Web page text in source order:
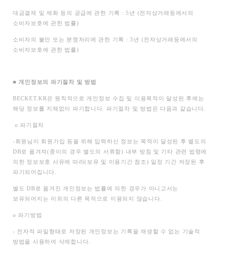
대금결제 및 재화 등의 공급에 관한 기록 : 5년 (전자상거래등에서의
소비자보호에 관한 법률)
소비자의 불만 또는 분쟁처리에 관한 기록 : 3년 (전자상거래등에서의
소비자보호에 관한 법률)
■ 개인정보의 파기절차 및 방법
BECKET.KR 은 원칙적으로 개인정보 수집 및 이용목적이 달성된 후에는
해당 정보를 지체없이 파기합니다. 파기절차 및 방법은 다음과 같습니다.
ο 파기절차
- 회원님이 회원가입 등을 위해 입력하신 정보는 목적이 달성된 후 별도의
DB로 옮겨져(종이의 경우 별도의 서류함) 내부 방침 및 기타 관련 법령에
의한 정보보호 사유에 따라(보유 및 이용기간 참조) 일정 기간 저장된 후
파기되어집니다.
별도 DB로 옮겨진 개인정보는 법률에 의한 경우가 아니고서는
보유되어지는 이외의 다른 목적으로 이용되지 않습니다.
ο 파기방법
- 전자적 파일형태로 저장된 개인정보는 기록을 재생할 수 없는 기술적
방법을 사용하여 삭제합니다.